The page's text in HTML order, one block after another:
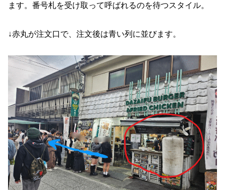
ます。番号札を受け取って呼ばれるのを待つスタイル。
↓赤丸が注文口で、注文後は青い列に並びます。